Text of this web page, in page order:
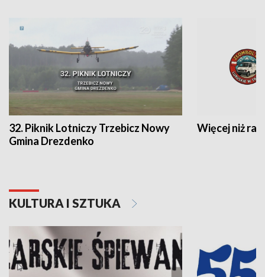
32. Piknik Lotniczy Trzebicz Nowy
Gmina Drezdenko
Więcej niż rajd
KULTURA I SZTUKA